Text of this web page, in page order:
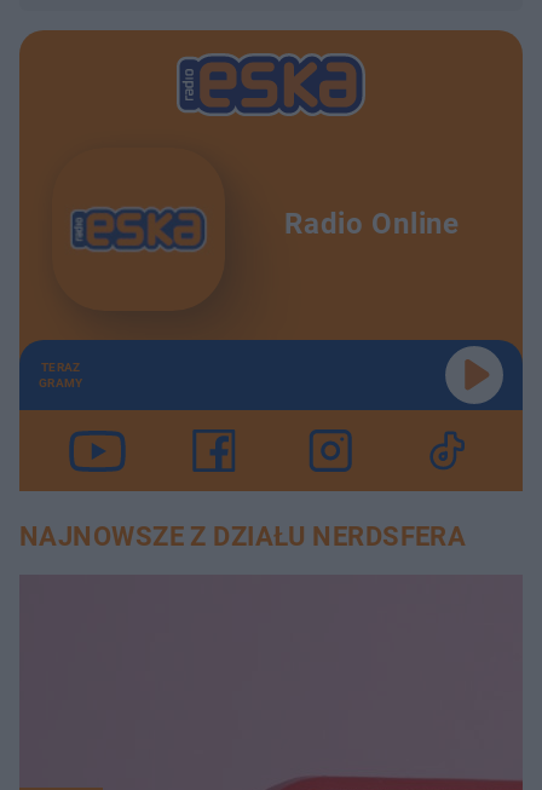
Radio Online
TERAZ
GRAMY
NAJNOWSZE Z DZIAŁU NERDSFERA